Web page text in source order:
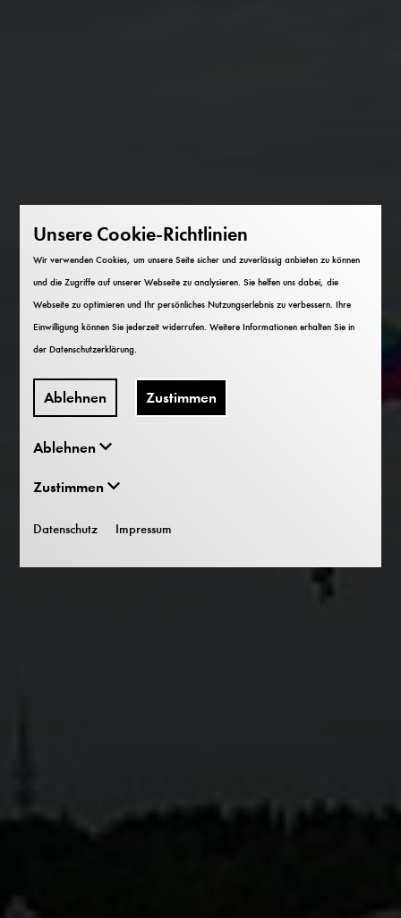
Unsere Cookie-Richtlinien
Wir verwenden Cookies, um unsere Seite sicher und zuverlässig anbieten zu können
und die Zugriffe auf unserer Webseite zu analysieren. Sie helfen uns dabei, die
Webseite zu optimieren und Ihr persönliches Nutzungserlebnis zu verbessern. Ihre
Einwilligung können Sie jederzeit widerrufen. Weitere Informationen erhalten Sie in
derDatenschutzerklärung
Ablehnen Zustimmen
Ablehnen
Zustimmen
Datenschutz Impressum